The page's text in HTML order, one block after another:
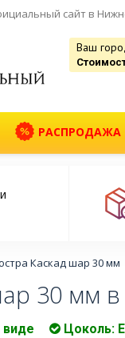
сайт в
Ваш
РАСПРОДАЖА
Каскад шар 30 мм
30 мм
виде Цоколь: